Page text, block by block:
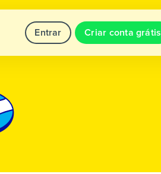
Entrar Criar conta grátis